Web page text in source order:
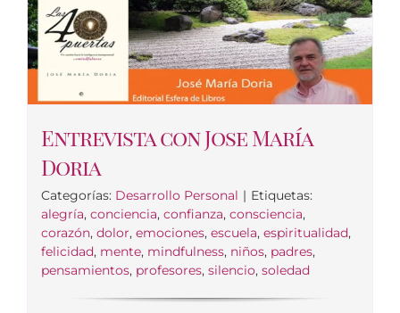
Entrevista con Jose María
Doria
Categorías: Desarrollo Personal | Etiquetas:
alegría, conciencia, confianza, consciencia,
corazón, dolor, emociones, escuela, espiritualidad,
felicidad, mente, mindfulness, niños, padres,
pensamientos, profesores, silencio, soledad